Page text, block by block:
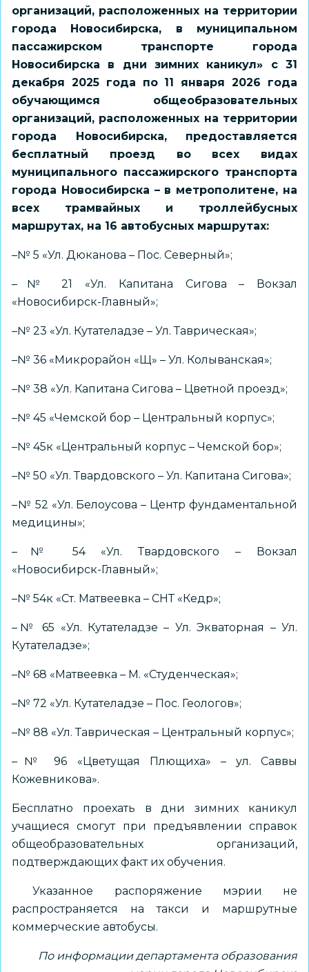
организаций, расположенных на территории
города Новосибирска, в муниципальном
пассажирском транспорте города
Новосибирска в дни зимних каникул» с 31
декабря 2025 года по 11 января 2026 года
обучающимся общеобразовательных
организаций, расположенных на территории
города Новосибирска, предоставляется
бесплатный проезд во всех видах
муниципального пассажирского транспорта
города Новосибирска – в метрополитене, на
всех трамвайных и троллейбусных
маршрутах, на 16 автобусных маршрутах:
–№ 5 «Ул. Дюканова – Пос. Северный»;
–№ 21 «Ул. Капитана Сигова – Вокзал
«Новосибирск-Главный»;
–№ 23 «Ул. Кутателадзе – Ул. Таврическая»;
–№ 36 «Микрорайон «Щ» – Ул. Колыванская»;
–№ 38 «Ул. Капитана Сигова – Цветной проезд»;
–№ 45 «Чемской бор – Центральный корпус»;
–№ 45к «Центральный корпус – Чемской бор»;
–№ 50 «Ул. Твардовского – Ул. Капитана Сигова»;
–№ 52 «Ул. Белоусова – Центр фундаментальной
медицины»;
–№ 54 «Ул. Твардовского – Вокзал
«Новосибирск-Главный»;
–№ 54к «Ст. Матвеевка – СНТ «Кедр»;
–№ 65 «Ул. Кутателадзе – Ул. Экваторная – Ул.
Кутателадзе»;
–№ 68 «Матвеевка – М. «Студенческая»;
–№ 72 «Ул. Кутателадзе – Пос. Геологов»;
–№ 88 «Ул. Таврическая – Центральный корпус»;
–№ 96 «Цветущая Плющиха» – ул. Саввы
Кожевникова».
Бесплатно проехать в дни зимних каникул
учащиеся смогут при предъявлении справок
общеобразовательных организаций,
подтверждающих факт их обучения.
Указанное распоряжение мэрии не
распространяется на такси и маршрутные
коммерческие автобусы.
По информации департамента образования